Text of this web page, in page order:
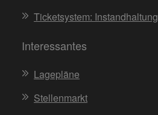
Ticketsystem: Instandhaltung
Interessantes
Lagepläne
Stellenmarkt